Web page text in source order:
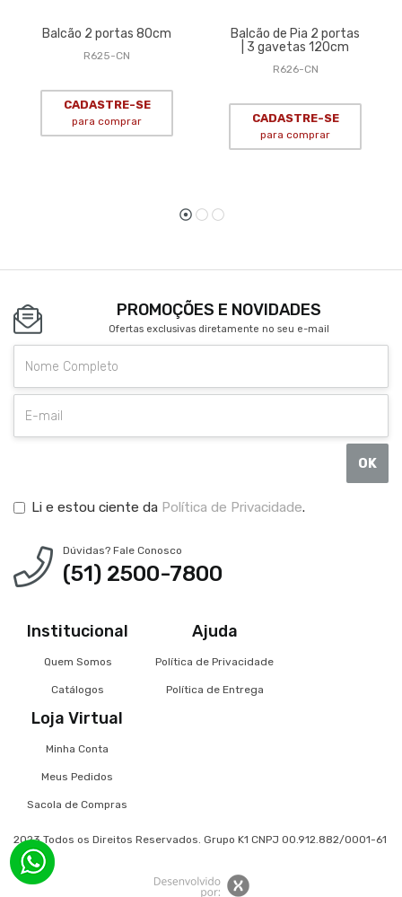
Balcão 2 portas 80cm
R625-CN
CADASTRE-SE
para comprar
Balcão de Pia 2 portas
| 3 gavetas 120cm
R626-CN
CADASTRE-SE
para comprar
PROMOÇÕES E NOVIDADES
Ofertas exclusivas diretamente no seu e-mail
OK
Li e estou ciente da Política de Privacidade.
Dúvidas? Fale Conosco
(51) 2500-7800
Institucional
Quem Somos
Catálogos
Ajuda
Política de Privacidade
Política de Entrega
Loja Virtual
Minha Conta
Meus Pedidos
Sacola de Compras
2023 Todos os Direitos Reservados. Grupo K1 CNPJ 00.912.882/0001-61